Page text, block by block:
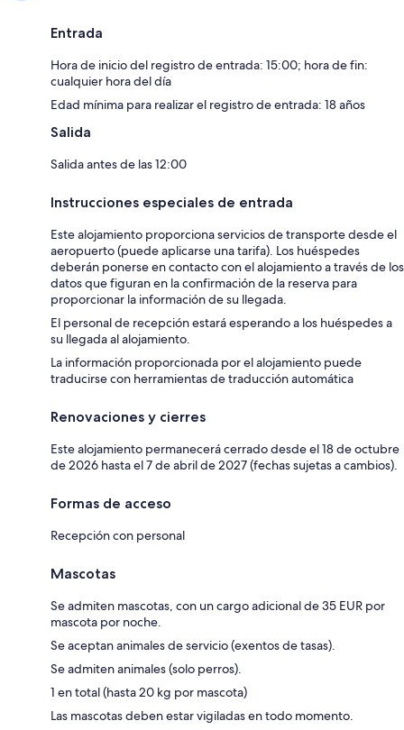
Entrada
Hora de inicio del registro de entrada: 15:00; hora de fin:
cualquier hora del día
Edad mínima para realizar el registro de entrada: 18 años
Salida
Salida antes de las 12:00
Instrucciones especiales de entrada
Este alojamiento proporciona servicios de transporte desde el
aeropuerto (puede aplicarse una tarifa). Los huéspedes
deberán ponerse en contacto con el alojamiento a través de los
datos que figuran en la confirmación de la reserva para
proporcionar la información de su llegada.
El personal de recepción estará esperando a los huéspedes a
su llegada al alojamiento.
La información proporcionada por el alojamiento puede
traducirse con herramientas de traducción automática
Renovaciones y cierres
Este alojamiento permanecerá cerrado desde el 18 de octubre
de 2026 hasta el 7 de abril de 2027 (fechas sujetas a cambios).
Formas de acceso
Recepción con personal
Mascotas
Se admiten mascotas, con un cargo adicional de 35 EUR por
mascota por noche.
Se aceptan animales de servicio (exentos de tasas).
Se admiten animales (solo perros).
1 en total (hasta 20 kg por mascota)
Las mascotas deben estar vigiladas en todo momento.